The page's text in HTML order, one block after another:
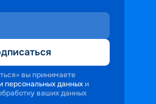
вы принимаете
персональных данных и
ваших данных